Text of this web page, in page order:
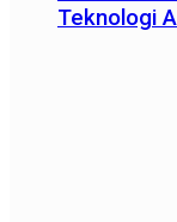
Teknologi